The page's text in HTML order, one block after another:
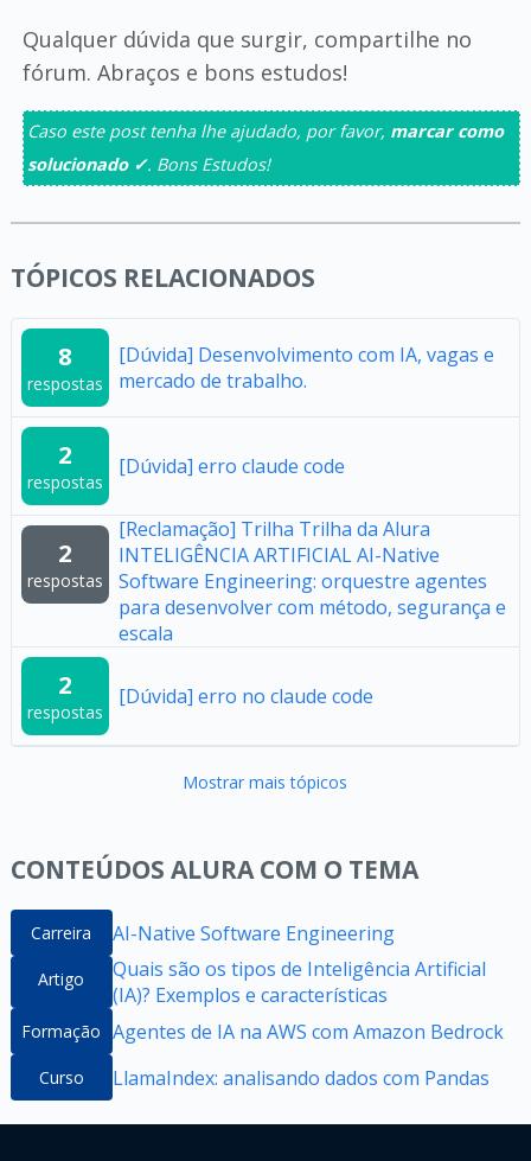
Qualquer dúvida que surgir, compartilhe no
fórum. Abraços e bons estudos!
Caso este post tenha lhe ajudado, por favor, marcar como
solucionado ✓. Bons Estudos!
TÓPICOS RELACIONADOS
8
respostas
[Dúvida] Desenvolvimento com IA, vagas e
mercado de trabalho.
2
respostas
[Dúvida] erro claude code
2
respostas
[Reclamação] Trilha Trilha da Alura
INTELIGÊNCIA ARTIFICIAL AI-Native
Software Engineering: orquestre agentes
para desenvolver com método, segurança e
escala
2
respostas
[Dúvida] erro no claude code
Mostrar mais tópicos
CONTEÚDOS ALURA COM O TEMA
Carreira AI-Native Software Engineering
Artigo
Quais são os tipos de Inteligência Artificial
(IA)? Exemplos e características
Formação Agentes de IA na AWS com Amazon Bedrock
Curso LlamaIndex: analisando dados com Pandas